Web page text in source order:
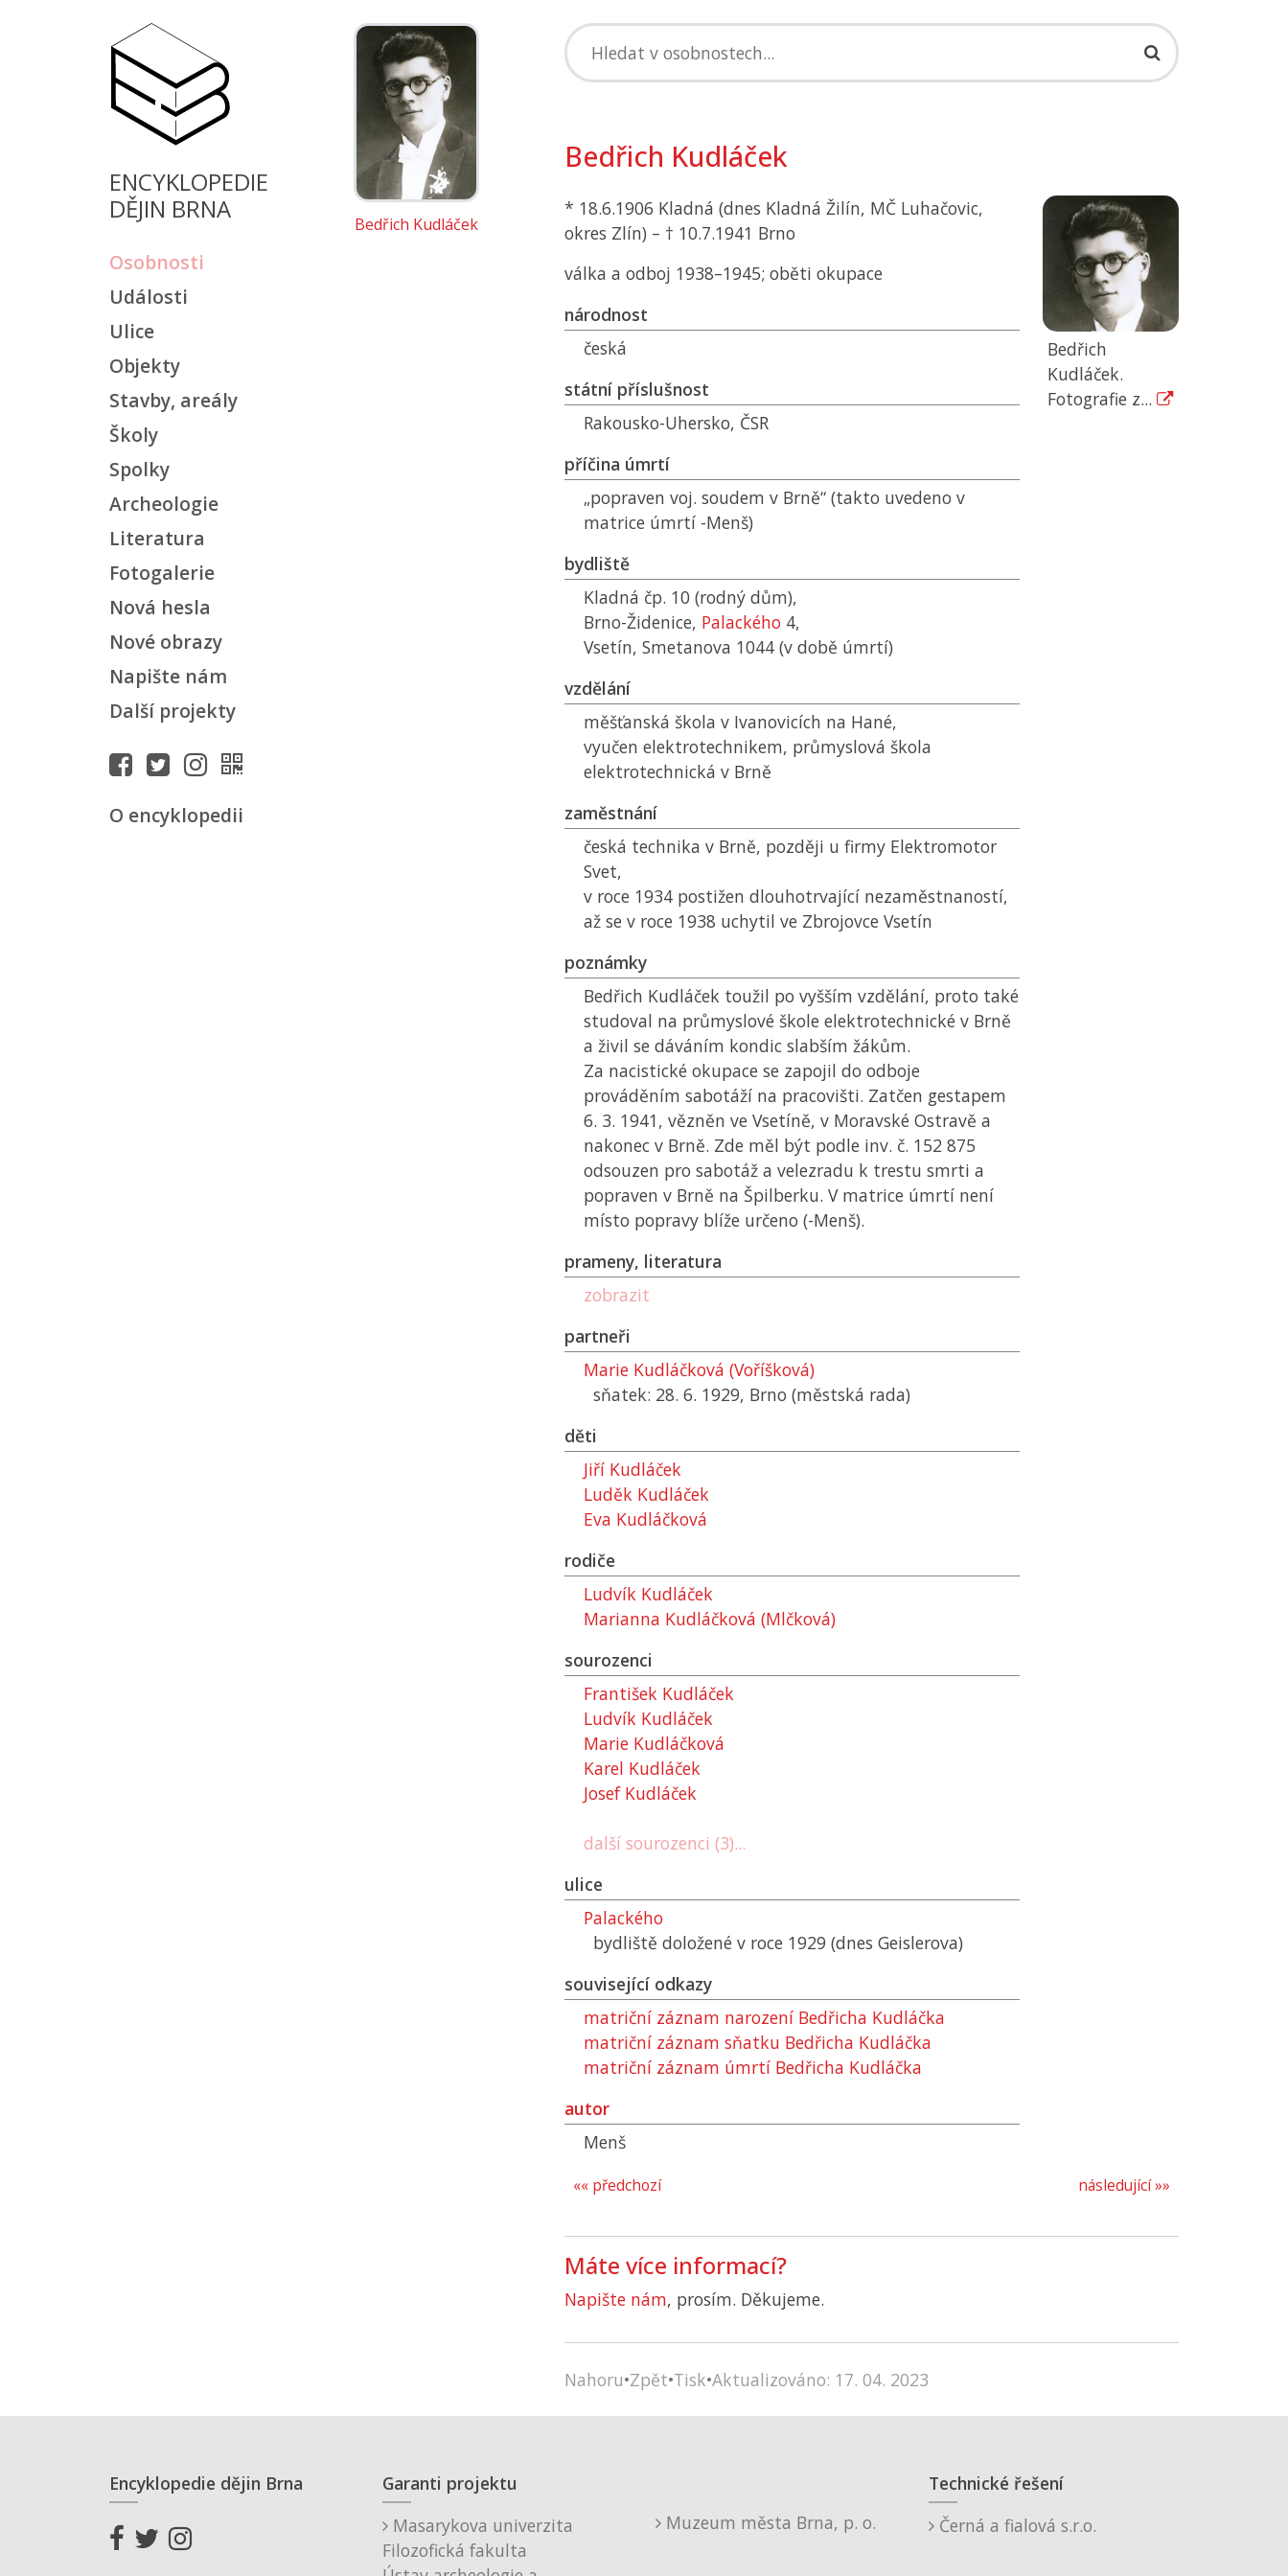
ENCYKLOPEDIE
DĚJIN BRNA
Osobnosti
Události
Ulice
Objekty
Stavby, areály
Školy
Spolky
Archeologie
Literatura
Fotogalerie
Nová hesla
Nové obrazy
Napište nám
Další projekty
O encyklopedii
Bedřich Kudláček
Bedřich Kudláček
* 18.6.1906 Kladná (dnes Kladná Žilín, MČ Luhačovic,
okres Zlín) – † 10.7.1941 Brno
válka a odboj 1938–1945; oběti okupace
národnost
česká
státní příslušnost
Rakousko-Uhersko, ČSR
příčina úmrtí
„popraven voj. soudem v Brně“ (takto uvedeno v
matrice úmrtí -Menš)
bydliště
Kladná čp. 10 (rodný dům),
Brno-Židenice, Palackého 4,
Vsetín, Smetanova 1044 (v době úmrtí)
vzdělání
měšťanská škola v Ivanovicích na Hané,
vyučen elektrotechnikem, průmyslová škola
elektrotechnická v Brně
zaměstnání
česká technika v Brně, později u firmy Elektromotor
Svet,
v roce 1934 postižen dlouhotrvající nezaměstnaností,
až se v roce 1938 uchytil ve Zbrojovce Vsetín
poznámky
Bedřich Kudláček toužil po vyšším vzdělání, proto také
studoval na průmyslové škole elektrotechnické v Brně
a živil se dáváním kondic slabším žákům.
Za nacistické okupace se zapojil do odboje
prováděním sabotáží na pracovišti. Zatčen gestapem
6. 3. 1941, vězněn ve Vsetíně, v Moravské Ostravě a
nakonec v Brně. Zde měl být podle inv. č. 152 875
odsouzen pro sabotáž a velezradu k trestu smrti a
popraven v Brně na Špilberku. V matrice úmrtí není
místo popravy blíže určeno (-Menš).
prameny, literatura
zobrazit
partneři
Marie Kudláčková (Voříšková)
sňatek: 28. 6. 1929, Brno (městská rada)
děti
Jiří Kudláček
Luděk Kudláček
Eva Kudláčková
rodiče
Ludvík Kudláček
Marianna Kudláčková (Mlčková)
sourozenci
František Kudláček
Ludvík Kudláček
Marie Kudláčková
Karel Kudláček
Josef Kudláček
další sourozenci (3)...
ulice
Palackého
bydliště doložené v roce 1929 (dnes Geislerova)
související odkazy
matriční záznam narození Bedřicha Kudláčka
matriční záznam sňatku Bedřicha Kudláčka
matriční záznam úmrtí Bedřicha Kudláčka
autor
Menš
Bedřich
Kudláček.
Fotografie z...
následující »»
«« předchozí
Máte více informací?
Napište nám, prosím. Děkujeme.
Nahoru•Zpět•Tisk•Aktualizováno: 17. 04. 2023
Encyklopedie dějin Brna
Garanti projektu
Masarykova univerzita
Filozofická fakulta
Muzeum města Brna, p. o.
Technické řešení
Černá a fialová s.r.o.